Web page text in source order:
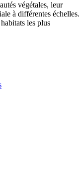
végétales, leur
à différentes échelles.
les plus